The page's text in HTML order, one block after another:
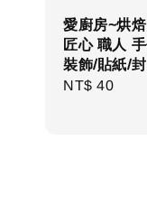
愛廚房~烘
匠心 職人
裝飾/貼紙/
Regular
NT$ 40